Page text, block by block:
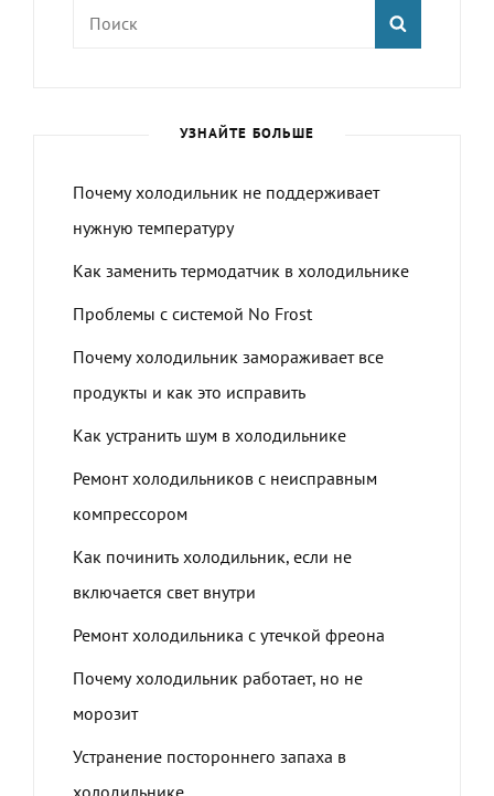
УЗНАЙТЕ БОЛЬШЕ
Почему холодильник не поддерживает
нужную температуру
Как заменить термодатчик в холодильнике
Проблемы с системой No Frost
Почему холодильник замораживает все
продукты и как это исправить
Как устранить шум в холодильнике
Ремонт холодильников с неисправным
компрессором
Как починить холодильник, если не
включается свет внутри
Ремонт холодильника с утечкой фреона
Почему холодильник работает, но не
морозит
Устранение постороннего запаха в
холодильнике